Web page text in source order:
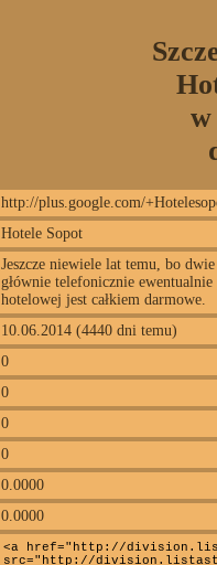
w
http://plus.google.com/
Hotele Sopot
Jeszcze niewiele lat temu, bo
głównie telefonicznie
hotelowej jest całkiem darmowe.
10.06.2014 (4440 dni temu)
0
0
0
0
0.0000
0.0000